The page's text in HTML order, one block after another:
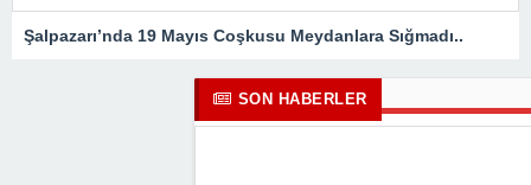
Şalpazarı’nda 19 Mayıs Coşkusu Meydanlara Sığmadı..
SON HABERLER